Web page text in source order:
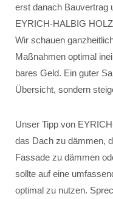
erst danach Bauvertrag
EYRICH-HALBIG
Wir schauen
Maßnahmen optimal
bares Geld. Ein guter
Übersicht, sondern
Unser Tipp von
das Dach zu dämmen,
Fassade zu dämmen
sollte auf eine
optimal zu nutzen.